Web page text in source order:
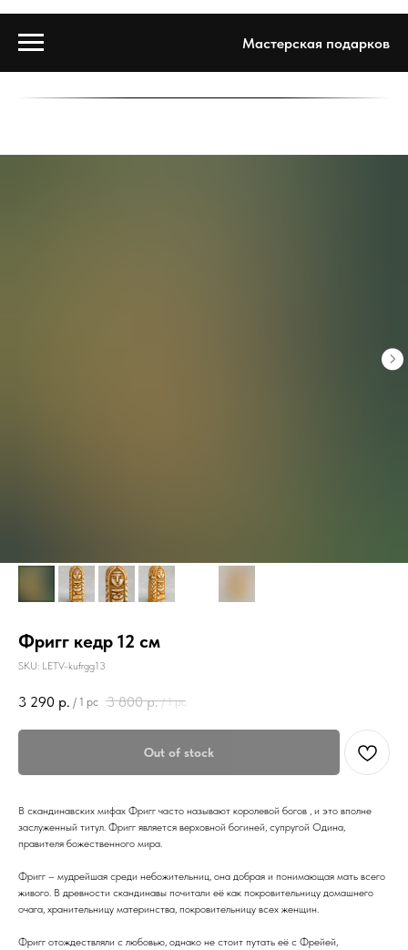
Мастерская подарков
Фригг кедр 12 см
SKU: LETV-kufrgg13
3 290 р. / 1 pc 3 800 р. / 1 pc
Out of stock
В скандинавских мифах Фригг часто называют королевой богов , и это вполне
заслуженный титул. Фригг является верховной богиней, супругой Одина,
правителя божественного мира.
Фригг – мудрейшая среди небожительниц, она добрая и понимающая мать всего
живого. В древности скандинавы почитали её как покровительницу домашнего
очага, хранительницу материнства, покровительницу всех женщин.
Фригг отождествляли с любовью, однако не стоит путать её с Фрейей,